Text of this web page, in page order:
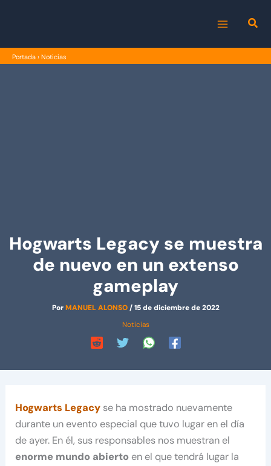
MENU
Portada › Noticias
Hogwarts Legacy se muestra
de nuevo en un extenso
gameplay
PorMANUEL ALONSO/15 de diciembre de 2022
Noticias
Hogwarts Legacy se ha mostrado nuevamente
durante un evento especial que tuvo lugar en el día
de ayer. En él, sus responsables nos muestran el
enorme mundo abierto en el que tendrá lugar la